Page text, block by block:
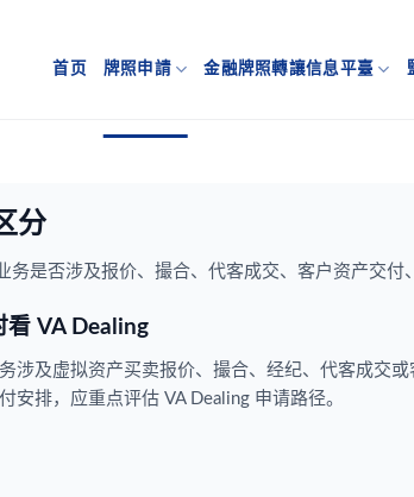
首页 牌照申請 金融牌照轉讓信息平臺
分
是否涉及报价、撮合、代客成交、客户资产交付
看 VA Dealing
涉及虚拟资产买卖报价、撮合、经纪、代客成交或
安排，应重点评估 VA Dealing 申请路径。